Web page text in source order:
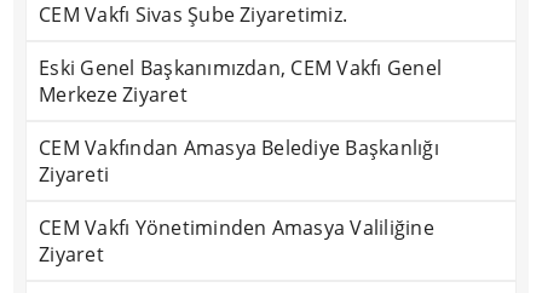
CEM Vakfı Sivas Şube Ziyaretimiz.
Eski Genel Başkanımızdan, CEM Vakfı Genel
Merkeze Ziyaret
CEM Vakfından Amasya Belediye Başkanlığı
Ziyareti
CEM Vakfı Yönetiminden Amasya Valiliğine
Ziyaret